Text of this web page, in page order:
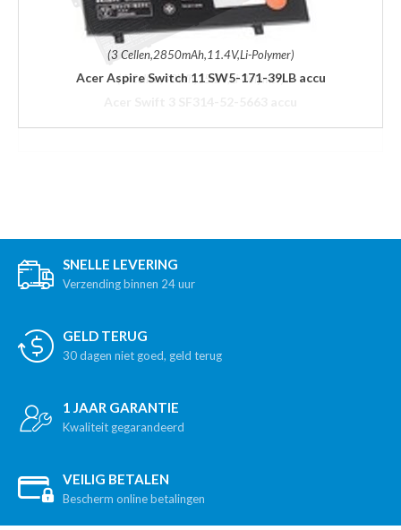
(3 Cellen,2850mAh,11.4V,Li-Polymer)
Acer Aspire Switch 11 SW5-171-39LB accu
SNELLE LEVERING
Verzending binnen 24 uur
GELD TERUG
30 dagen niet goed, geld terug
1 JAAR GARANTIE
Kwaliteit gegarandeerd
VEILIG BETALEN
Bescherm online betalingen